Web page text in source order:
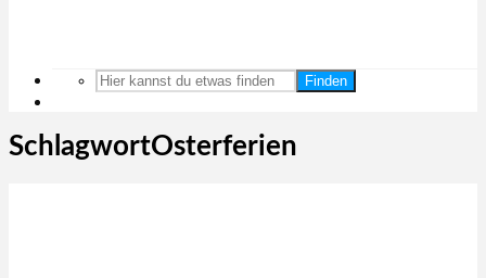
Finden
SchlagwortOsterferien